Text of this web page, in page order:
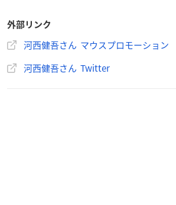
外部リンク
河西健吾さん マウスプロモーション
河西健吾さん Twitter